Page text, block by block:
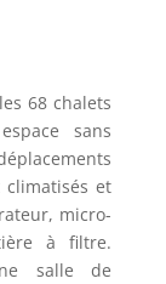
68 chalets
sans
et
micro-
à filtre.
salle de